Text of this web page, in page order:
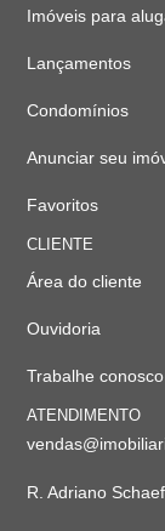
Imóveis para
Lançamentos
Condomínios
Anunciar seu
Favoritos
CLIENTE
Área do cliente
Ouvidoria
Trabalhe conosco
ATENDIMENTO
R. Adriano